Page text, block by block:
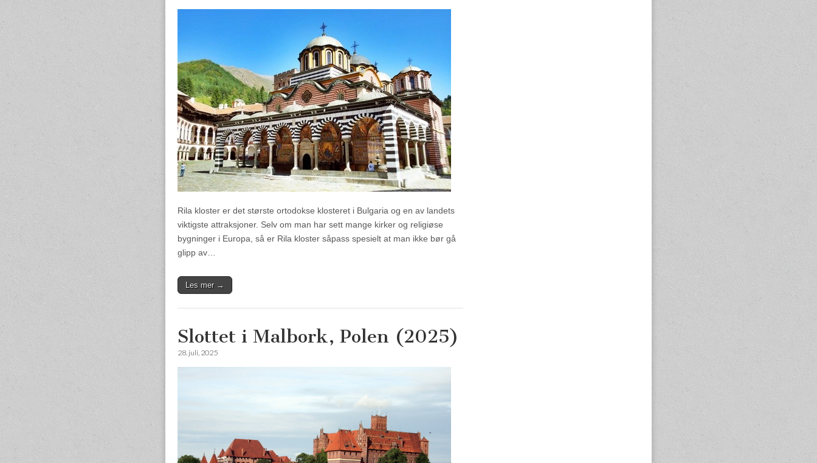
Rila kloster er det største ortodokse klosteret i Bulgaria og en av landets
viktigste attraksjoner. Selv om man har sett mange kirker og religiøse
bygninger i Europa, så er Rila kloster såpass spesielt at man ikke bør gå
glipp av…
Les mer →
Slottet i Malbork, Polen (2025)
28. juli, 2025